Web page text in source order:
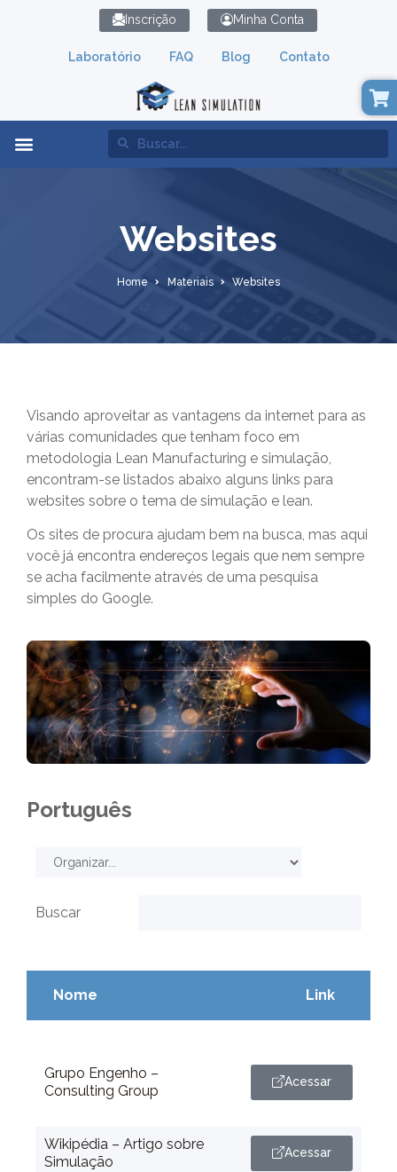
Laboratório FAQ Blog Contato
Inscrição Minha Conta
Websites
Home Materiais Websites
Visando aproveitar as vantagens da internet para as
várias comunidades que tenham foco em
metodologia Lean Manufacturing e simulação,
encontram-se listados abaixo alguns links para
websites sobre o tema de simulação e lean.
Os sites de procura ajudam bem na busca, mas aqui
você já encontra endereços legais que nem sempre
se acha facilmente através de uma pesquisa
simples do Google.
Português
Buscar
Nome Link
Grupo Engenho –
Consulting Group
Acessar
Wikipédia – Artigo sobre
Simulação
Acessar